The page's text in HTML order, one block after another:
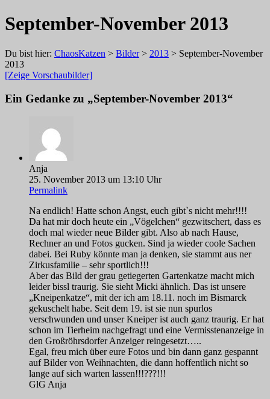
September-November 2013
Du bist hier: ChaosKatzen > Bilder> 2013 > September-November
2013
[Zeige Vorschaubilder]
Ein Gedanke zu „September-November 2013“
Anja
25. November 2013 um 13:10 Uhr
Permalink
Na endlich! Hatte schon Angst, euch gibt`s nicht mehr!!!!
Da hat mir doch heute ein „Vögelchen“ gezwitschert, dass es
doch mal wieder neue Bilder gibt. Also ab nach Hause,
Rechner an und Fotos gucken. Sind ja wieder coole Sachen
dabei. Bei Ruby könnte man ja denken, sie stammt aus ner
Zirkusfamilie – sehr sportlich!!!
Aber das Bild der grau getiegerten Gartenkatze macht mich
leider bissl traurig. Sie sieht Micki ähnlich. Das ist unsere
„Kneipenkatze“, mit der ich am 18.11. noch im Bismarck
gekuschelt habe. Seit dem 19. ist sie nun spurlos
verschwunden und unser Kneiper ist auch ganz traurig. Er hat
schon im Tierheim nachgefragt und eine Vermisstenanzeige in
den Großröhrsdorfer Anzeiger reingesetzt…..
Egal, freu mich über eure Fotos und bin dann ganz gespannt
auf Bilder von Weihnachten, die dann hoffentlich nicht so
lange auf sich warten lassen!!!???!!!
GlG Anja